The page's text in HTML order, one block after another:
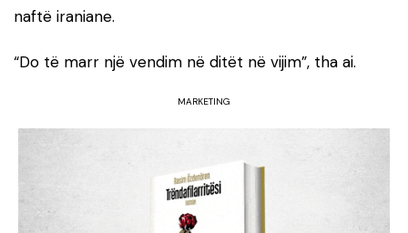
naftë iraniane.
“Do të marr një vendim në ditët në vijim”, tha ai.
MARKETING